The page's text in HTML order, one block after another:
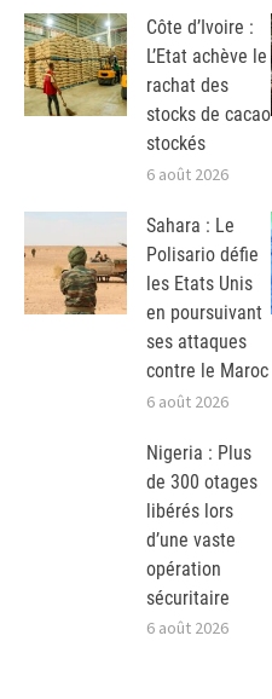
Côte d’Ivoire :
L’Etat achève le
rachat des
stocks de cacao
stockés
6 août 2026
Sahara : Le
Polisario défie
les Etats Unis
en poursuivant
ses attaques
contre le Maroc
6 août 2026
Nigeria : Plus
de 300 otages
libérés lors
d’une vaste
opération
sécuritaire
6 août 2026